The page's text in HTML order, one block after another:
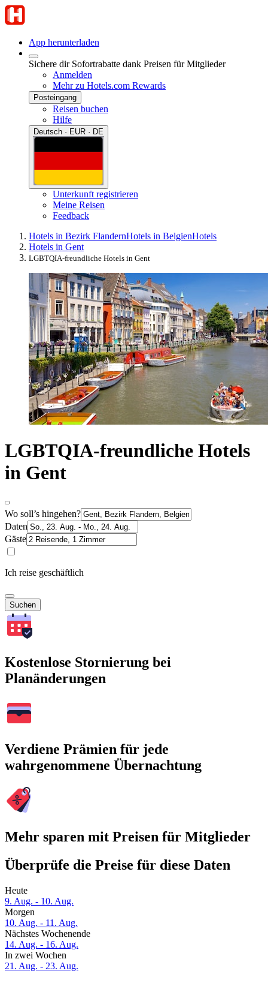
App herunterladen
Sichere dir Sofortrabatte dank Preisen für Mitglieder
Anmelden
Mehr zu Hotels.com Rewards
Posteingang
Reisen buchen
Hilfe
Deutsch · EUR · DE
Unterkunft registrieren
Meine Reisen
Feedback
Hotels in Bezirk FlandernHotels in BelgienHotels
Hotels in Gent
LGBTQIA-freundliche Hotels in Gent
LGBTQIA-freundliche Hotels
in Gent
Wo soll’s hingehen?
Daten
Gäste
Ich reise geschäftlich
Suchen
Kostenlose Stornierung bei
Planänderungen
Verdiene Prämien für jede
wahrgenommene Übernachtung
Mehr sparen mit Preisen für Mitglieder
Überprüfe die Preise für diese Daten
Heute
9. Aug. - 10. Aug.
Morgen
10. Aug. - 11. Aug.
Nächstes Wochenende
14. Aug. - 16. Aug.
In zwei Wochen
21. Aug. - 23. Aug.